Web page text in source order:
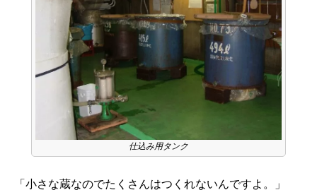
仕込み用タンク
「小さな蔵なのでたくさんはつくれないんですよ。」